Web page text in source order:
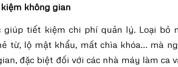
không gian
giúp tiết kiệm chi phí quản lý. Loại bỏ
từ, lộ mật khẩu, mất chìa khóa… mà
đặc biệt đối với các nhà máy làm ca